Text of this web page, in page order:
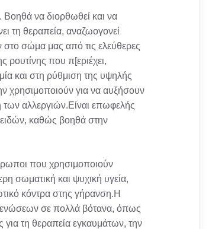
Βοηθά να διορθωθεί και να
τη θεραπεία, αναζωογονεί
σώμα μας από τις ελεύθερες
ρουτίνης που π[εριέχει,
και στη ρύθμιση της υψηλής
χρησιμοποιούν για να αυξήσουν
αλλεργιών.Είναι επωφελής
ειδών, καθώς βοηθά στην
που χρησιμοποιούν
σωματική και ψυχική υγεία,
κόντρα στης γήρανση.Η
ενώσεων σε πολλά βότανα, όπως
τη θεραπεία εγκαυμάτων, την